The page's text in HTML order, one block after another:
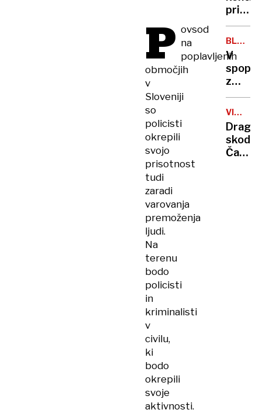
P ovsod
na
poplavljenih
območjih
v
Sloveniji
so
policisti
okrepili
svojo
prisotnost
tudi
zaradi
varovanja
premoženja
ljudi.
Na
terenu
bodo
policisti
in
kriminalisti
v
civilu,
ki
bodo
okrepili
svoje
aktivnosti.
prižgal
zeleno
luč
v
Gori
BLIŽNJI
VZHOD
V
z
novimi
silami
ubitih
več
VIŠJE
CENE
Časi